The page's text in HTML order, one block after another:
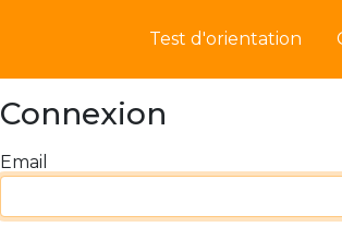
Test d'orientation
Connexion
Email